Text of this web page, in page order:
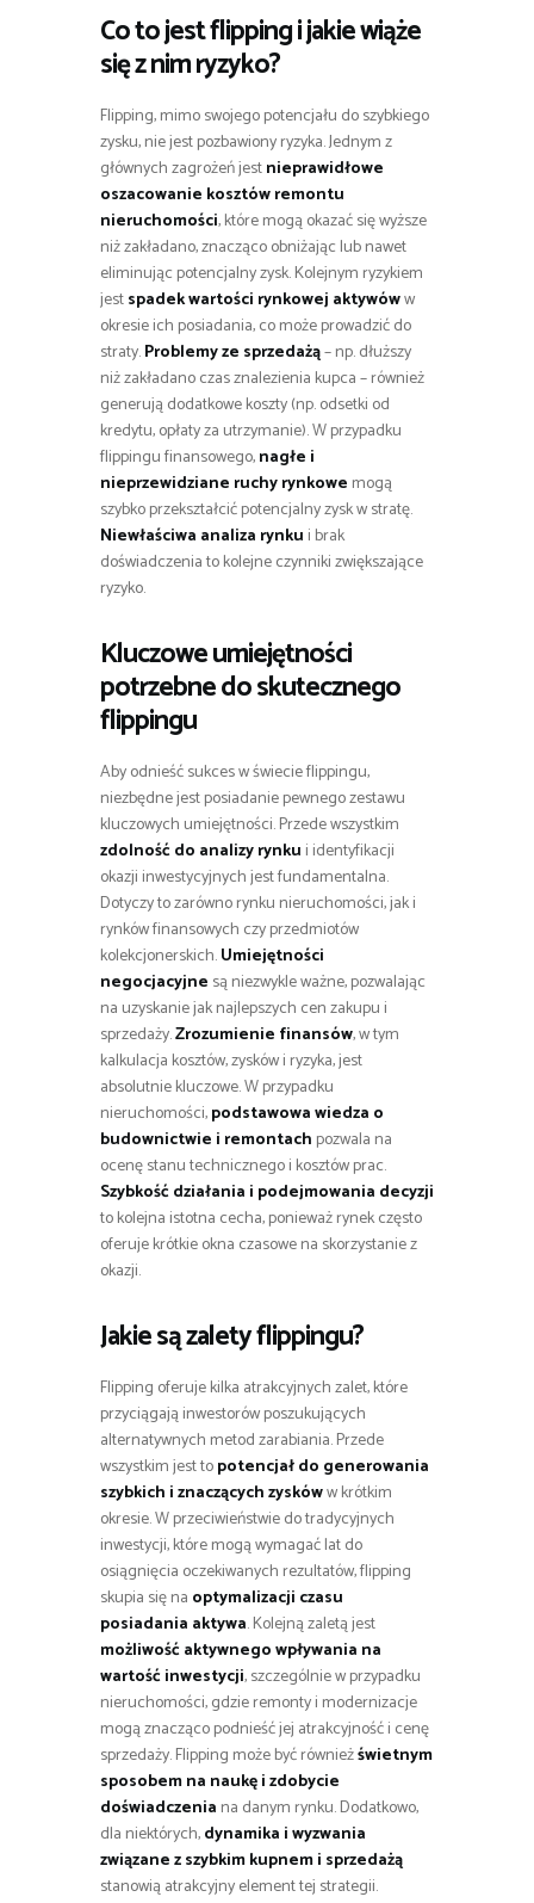
Co to jest flipping i jakie wiąże
się z nim ryzyko?
Flipping, mimo swojego potencjału do szybkiego
zysku, nie jest pozbawiony ryzyka. Jednym z
głównych zagrożeń jestnieprawidłowe
oszacowanie kosztów remontu
nieruchomości, które mogą okazać się wyższe
niż zakładano, znacząco obniżając lub nawet
eliminując potencjalny zysk. Kolejnym ryzykiem
jestspadek wartości rynkowej aktywóww
okresie ich posiadania, co może prowadzić do
straty.Problemy ze sprzedażą– np. dłuższy
niż zakładano czas znalezienia kupca – również
generują dodatkowe koszty (np. odsetki od
kredytu, opłaty za utrzymanie). W przypadku
flippingu finansowego,nagłe i
nieprzewidziane ruchy rynkowe mogą
szybko przekształcić potencjalny zysk w stratę.
Niewłaściwa analiza rynku i brak
doświadczenia to kolejne czynniki zwiększające
ryzyko.
Kluczowe umiejętności
potrzebne do skutecznego
flippingu
Aby odnieść sukces w świecie flippingu,
niezbędne jest posiadanie pewnego zestawu
kluczowych umiejętności. Przede wszystkim
zdolność do analizy rynku i identyfikacji
okazji inwestycyjnych jest fundamentalna.
Dotyczy to zarówno rynku nieruchomości, jak i
rynków finansowych czy przedmiotów
kolekcjonerskich.Umiejętności
negocjacyjne są niezwykle ważne, pozwalając
na uzyskanie jak najlepszych cen zakupu i
sprzedaży.Zrozumienie finansów, w tym
kalkulacja kosztów, zysków i ryzyka, jest
absolutnie kluczowe. W przypadku
nieruchomości,podstawowa wiedza o
budownictwie i remontach pozwala na
ocenę stanu technicznego i kosztów prac.
Szybkość działania i podejmowania decyzji
to kolejna istotna cecha, ponieważ rynek często
oferuje krótkie okna czasowe na skorzystanie z
okazji.
Jakie są zalety flippingu?
Flipping oferuje kilka atrakcyjnych zalet, które
przyciągają inwestorów poszukujących
alternatywnych metod zarabiania. Przede
wszystkim jest topotencjał do generowania
szybkich i znaczących zyskóww krótkim
okresie. W przeciwieństwie do tradycyjnych
inwestycji, które mogą wymagać lat do
osiągnięcia oczekiwanych rezultatów, flipping
skupia się na optymalizacji czasu
posiadania aktywa. Kolejną zaletą jest
możliwość aktywnego wpływania na
wartość inwestycji, szczególnie w przypadku
nieruchomości, gdzie remonty i modernizacje
mogą znacząco podnieść jej atrakcyjność i cenę
sprzedaży. Flipping może być równieżświetnym
sposobem na naukę i zdobycie
doświadczenia na danym rynku. Dodatkowo,
dla niektórych,dynamika i wyzwania
związane z szybkim kupnem i sprzedażą
stanowią atrakcyjny element tej strategii.